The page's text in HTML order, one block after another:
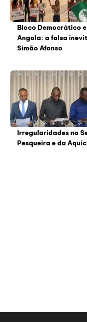
Bloco Democrático
Angola: a falsa
Simão Afonso
Irregularidades no
Pesqueira e da